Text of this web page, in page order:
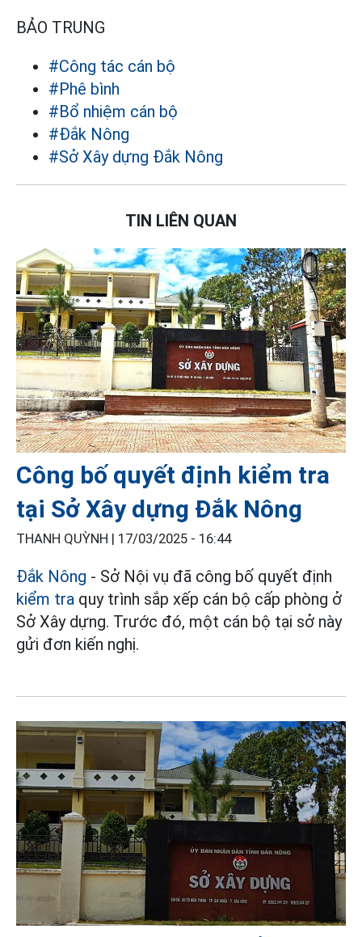
BẢO TRUNG
#Công tác cán bộ
#Phê bình
#Bổ nhiệm cán bộ
#Đắk Nông
#Sở Xây dựng Đắk Nông
TIN LIÊN QUAN
Công bố quyết định kiểm tra
tại Sở Xây dựng Đắk Nông
THANH QUỲNH | 17/03/2025 - 16:44
Đắk Nông - Sở Nội vụ đã công bố quyết định
kiểm tra quy trình sắp xếp cán bộ cấp phòng ở
Sở Xây dựng. Trước đó, một cán bộ tại sở này
gửi đơn kiến nghị.